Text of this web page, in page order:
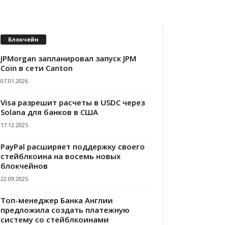
Блокчейн
JPMorgan запланировал запуск JPM
Coin в сети Canton
07.01.2026
Visa разрешит расчеты в USDC через
Solana для банков в США
17.12.2025
PayPal расширяет поддержку своего
стейблкоина на восемь новых
блокчейнов
22.09.2025
Топ-менеджер Банка Англии
предложила создать платежную
систему со стейблкоинами